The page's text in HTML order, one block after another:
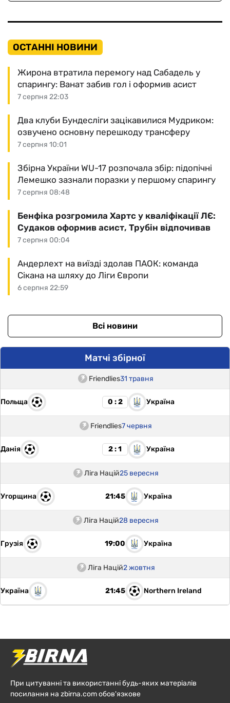
ОСТАННІ НОВИНИ
7 серпня 22:03
Жирона втратила перемогу над Сабадель у
спарингу: Ванат забив гол і оформив асист
7 серпня 10:01
Два клуби Бундесліги зацікавилися Мудриком:
озвучено основну перешкоду трансферу
7 серпня 08:48
Збірна України WU-17 розпочала збір: підопічні
Лемешко зазнали поразки у першому спарингу
7 серпня 00:04
Бенфіка розгромила Хартс у кваліфікації ЛЄ:
Судаков оформив асист, Трубін відпочивав
6 серпня 22:59
Андерлехт на виїзді здолав ПАОК: команда
Сікана на шляху до Ліги Європи
Всі новини
Матчі збірної
Friendlies31 травня
Польща 0 : 2 Україна
Friendlies7 червня
Данія 2 : 1 Україна
Ліга Націй25 вересня
Угорщина 21:45 Україна
Ліга Націй28 вересня
Грузія 19:00 Україна
Ліга Націй2 жовтня
Україна 21:45 Northern Ireland
При цитуванні та використанні будь-яких матеріалів
посилання на zbirna.com обов'язкове